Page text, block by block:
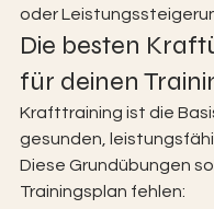
oder
Die besten
für deinen
Krafttraining ist die
gesunden,
Diese Grundübungen
Trainingsplan fehlen: